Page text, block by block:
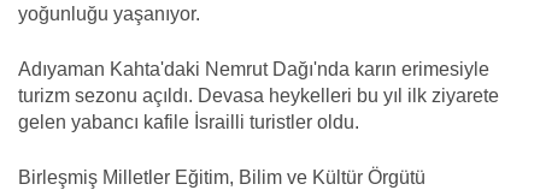
yoğunluğu yaşanıyor.
Adıyaman Kahta'daki Nemrut Dağı'nda karın erimesiyle
turizm sezonu açıldı. Devasa heykelleri bu yıl ilk ziyarete
gelen yabancı kafile İsrailli turistler oldu.
Birleşmiş Milletler Eğitim, Bilim ve Kültür Örgütü